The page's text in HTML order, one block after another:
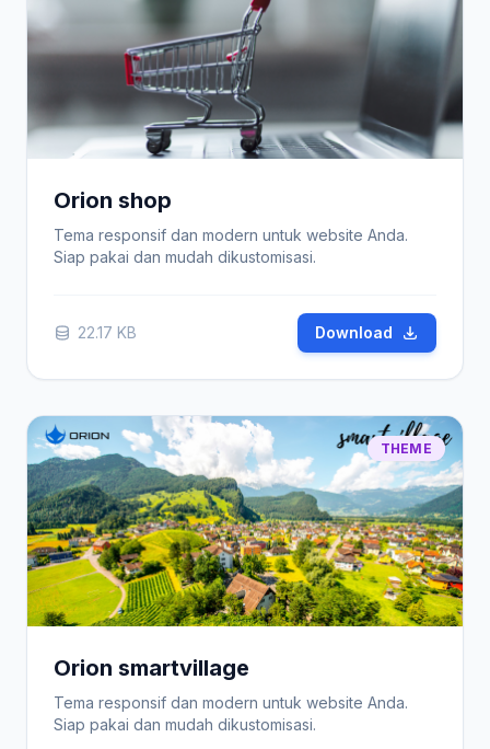
Orion shop
Tema responsif dan modern untuk website Anda.
Siap pakai dan mudah dikustomisasi.
22.17 KB Download
THEME
Orion smartvillage
Tema responsif dan modern untuk website Anda.
Siap pakai dan mudah dikustomisasi.